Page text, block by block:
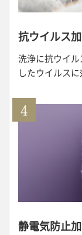
抗ウイルス
洗浄に抗ウイ
したウイルスに
静電気防止